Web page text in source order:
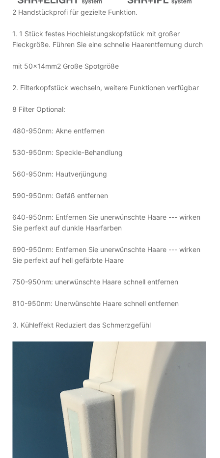
2 Handstückprofi für gezielte Funktion.
1. 1 Stück festes Hochleistungskopfstück mit großer
Fleckgröße. Führen Sie eine schnelle Haarentfernung durch
mit 50x14mm2 Große Spotgröße
2. Filterkopfstück wechseln, weitere Funktionen verfügbar
8 Filter Optional:
480-950nm: Akne entfernen
530-950nm: Speckle-Behandlung
560-950nm: Hautverjüngung
590-950nm: Gefäß entfernen
640-950nm: Entfernen Sie unerwünschte Haare --- wirken
Sie perfekt auf dunkle Haarfarben
690-950nm: Entfernen Sie unerwünschte Haare --- wirken
Sie perfekt auf hell gefärbte Haare
750-950nm: unerwünschte Haare schnell entfernen
810-950nm: Unerwünschte Haare schnell entfernen
3. Kühleffekt Reduziert das Schmerzgefühl